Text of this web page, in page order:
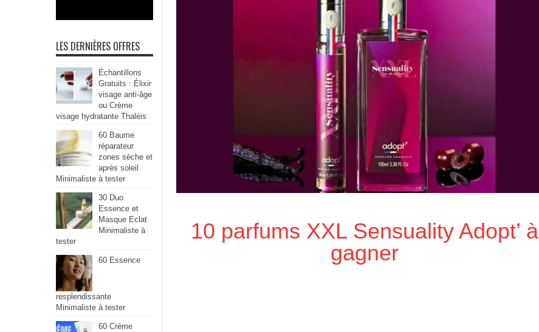
10 parfums XXL Sensuality Adopt’ à
gagner
LES DERNIÈRES OFFRES
Échantillons
Gratuits : Élixir
visage anti-âge
ou Crème
visage hydratante Thaléis
60 Baume
réparateur
zones sèche et
après soleil
Minimaliste à tester
30 Duo
Essence et
Masque Eclat
Minimaliste à
tester
60 Essence
resplendissante
Minimaliste à tester
60 Crème